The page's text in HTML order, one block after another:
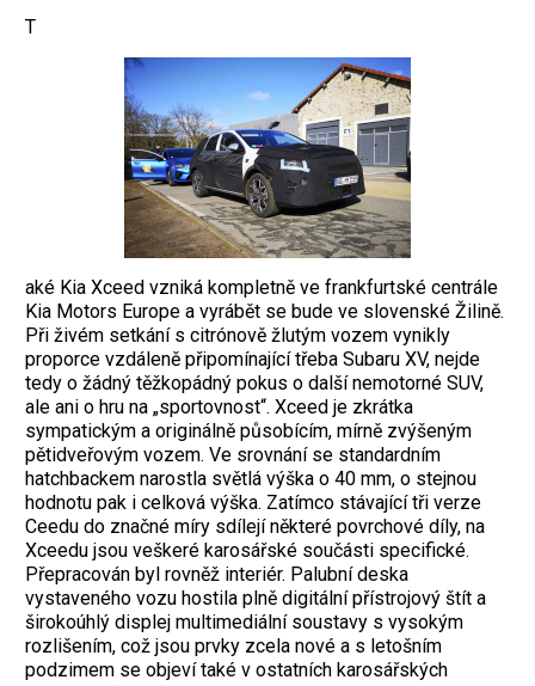
T
aké Kia Xceed vzniká kompletně ve frankfurtské centrále
Kia Motors Europe a vyrábět se bude ve slovenské Žilině.
Při živém setkání s citrónově žlutým vozem vynikly
proporce vzdáleně připomínající třeba Subaru XV, nejde
tedy o žádný těžkopádný pokus o další nemotorné SUV,
ale ani o hru na „sportovnost“. Xceed je zkrátka
sympatickým a originálně působícím, mírně zvýšeným
pětidveřovým vozem. Ve srovnání se standardním
hatchbackem narostla světlá výška o 40 mm, o stejnou
hodnotu pak i celková výška. Zatímco stávající tři verze
Ceedu do značné míry sdílejí některé povrchové díly, na
Xceedu jsou veškeré karosářské součásti specifické.
Přepracován byl rovněž interiér. Palubní deska
vystaveného vozu hostila plně digitální přístrojový štít a
širokoúhlý displej multimediální soustavy s vysokým
rozlišením, což jsou prvky zcela nové a s letošním
podzimem se objeví také v ostatních karosářských